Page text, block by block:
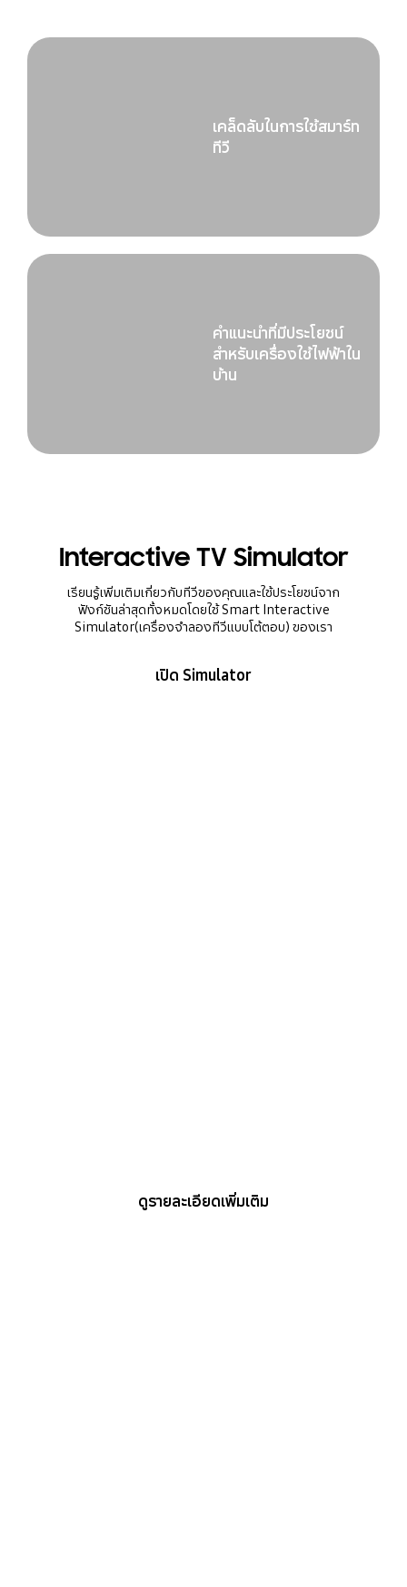
เคล็ดลับในการใช้สมาร์ท
ทีวี
คำแนะนำที่มีประโยชน์
สำหรับเครื่องใช้ไฟฟ้าใน
บ้าน
Interactive TV Simulator
เรียนรู้เพิ่มเติมเกี่ยวกับทีวีของคุณและใช้ประโยชน์จาก
ฟังก์ชันล่าสุดทั้งหมดโดยใช้ Smart Interactive
Simulator(เครื่องจำลองทีวีแบบโต้ตอบ) ของเรา
เปิด Simulator
ดูรายละเอียดเพิ่มเติม